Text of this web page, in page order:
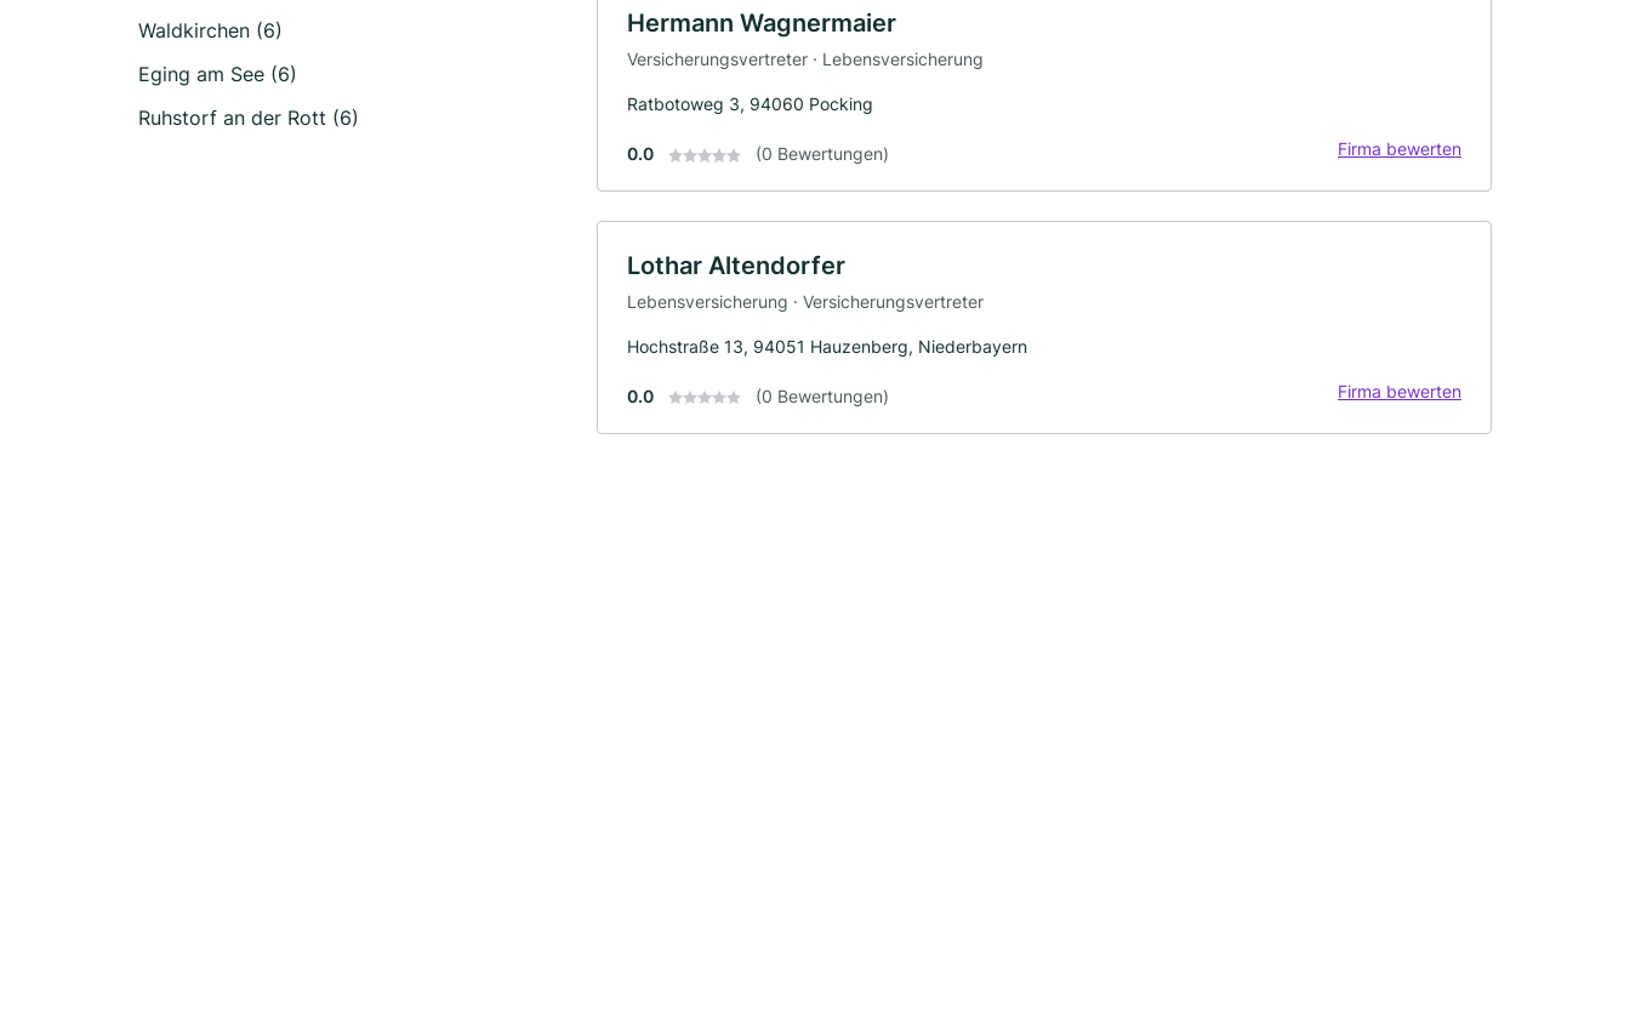
Waldkirchen (6)
Eging am See (6)
Ruhstorf an der Rott (6)
Hermann Wagnermaier
Versicherungsvertreter · Lebensversicherung
Ratbotoweg 3, 94060 Pocking
0.0 (0 Bewertungen) Firma bewerten
Lothar Altendorfer
Lebensversicherung · Versicherungsvertreter
Hochstraße 13, 94051 Hauzenberg, Niederbayern
0.0 (0 Bewertungen) Firma bewerten